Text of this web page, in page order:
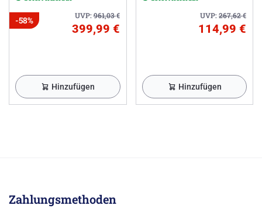
UVP:961,03€
-58%
399,99 €
Hinzufügen
UVP:267,62€
114,99 €
Hinzufügen
Zahlungsmethoden